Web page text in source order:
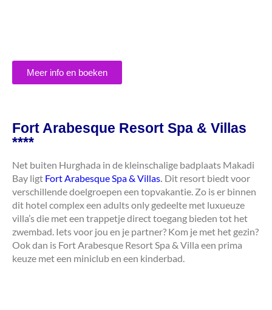
Meer info en boeken
Fort Arabesque Resort Spa & Villas
****
Net buiten Hurghada in de kleinschalige badplaats Makadi
Bay ligt Fort Arabesque Spa & Villas. Dit resort biedt voor
verschillende doelgroepen een topvakantie. Zo is er binnen
dit hotel complex een adults only gedeelte met luxueuze
villa’s die met een trappetje direct toegang bieden tot het
zwembad. Iets voor jou en je partner? Kom je met het gezin?
Ook dan is Fort Arabesque Resort Spa & Villa een prima
keuze met een miniclub en een kinderbad.